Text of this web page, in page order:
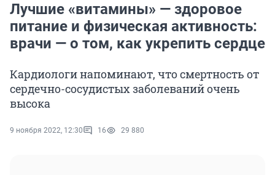
Лучшие «витамины» — здоровое
питание и физическая активность:
врачи — о том, как укрепить сердце
Кардиологи напоминают, что смертность от
сердечно-сосудистых заболеваний очень
высока
9 ноября 2022, 12:30 16 29 880